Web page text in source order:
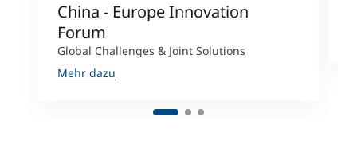
China - Europe Innovation
Forum
Global Challenges & Joint Solutions
Mehr dazu